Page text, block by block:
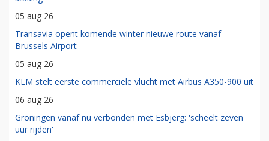
05 aug 26
Transavia opent komende winter nieuwe route vanaf
Brussels Airport
05 aug 26
KLM stelt eerste commerciële vlucht met Airbus A350-900 uit
06 aug 26
Groningen vanaf nu verbonden met Esbjerg: 'scheelt zeven
uur rijden'